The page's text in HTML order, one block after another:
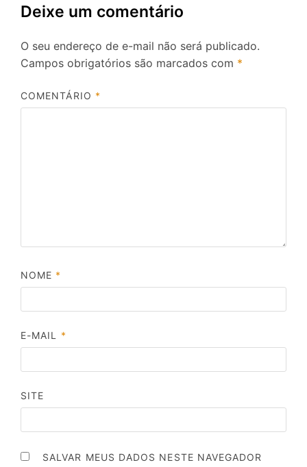
Deixe um comentário
O seu endereço de e-mail não será publicado.
Campos obrigatórios são marcados com *
COMENTÁRIO *
NOME *
E-MAIL *
SITE
SALVAR MEUS DADOS NESTE NAVEGADOR